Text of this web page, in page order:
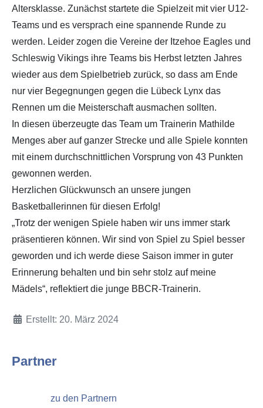
Partner
zu den Partnern
Altersklasse. Zunächst startete die Spielzeit mit vier U12-
Teams und es versprach eine spannende Runde zu
werden. Leider zogen die Vereine der Itzehoe Eagles und
Schleswig Vikings ihre Teams bis Herbst letzten Jahres
wieder aus dem Spielbetrieb zurück, so dass am Ende
nur vier Begegnungen gegen die Lübeck Lynx das
Rennen um die Meisterschaft ausmachen sollten.
In diesen überzeugte das Team um Trainerin Mathilde
Menges aber auf ganzer Strecke und alle Spiele konnten
mit einem durchschnittlichen Vorsprung von 43 Punkten
gewonnen werden.
Herzlichen Glückwunsch an unsere jungen
Basketballerinnen für diesen Erfolg!
„Trotz der wenigen Spiele haben wir uns immer stark
präsentieren können. Wir sind von Spiel zu Spiel besser
geworden und ich werde diese Saison immer in guter
Erinnerung behalten und bin sehr stolz auf meine
Mädels“, reflektiert die junge BBCR-Trainerin.
DetailsErstellt: 20. März 2024